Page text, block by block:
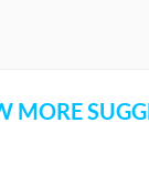
MORE